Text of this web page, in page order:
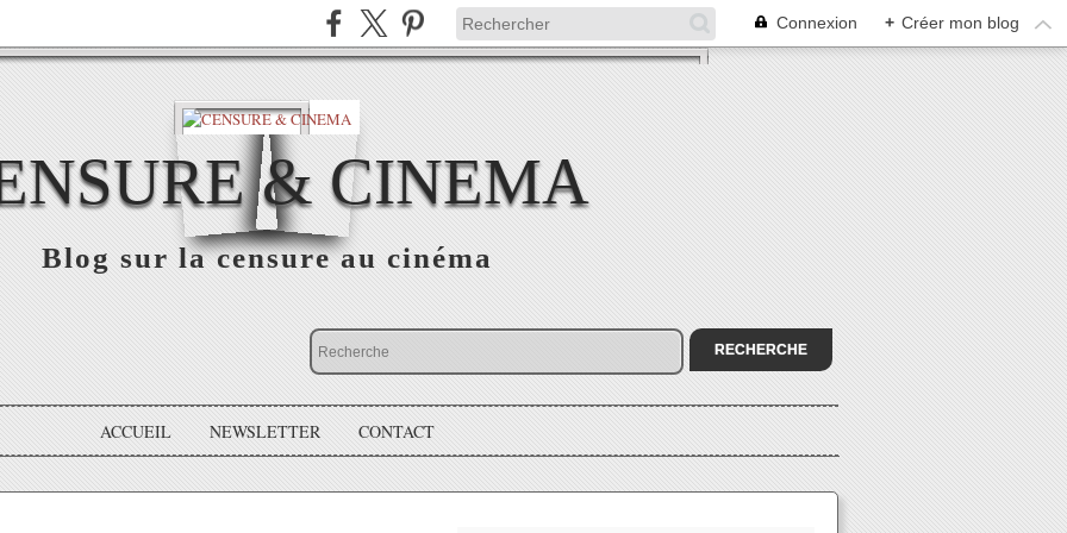
Connexion + Créer mon blog
& CINEMA
Blog sur la censure au cinéma
ACCUEIL NEWSLETTER CONTACT